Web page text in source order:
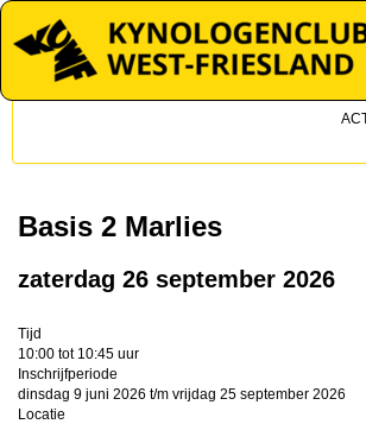
Basis 2 Marlies
zaterdag 26 september 2026
Tijd
10:00 tot 10:45 uur
Inschrijfperiode
dinsdag 9 juni 2026 t/m vrijdag 25 september 2026
Locatie